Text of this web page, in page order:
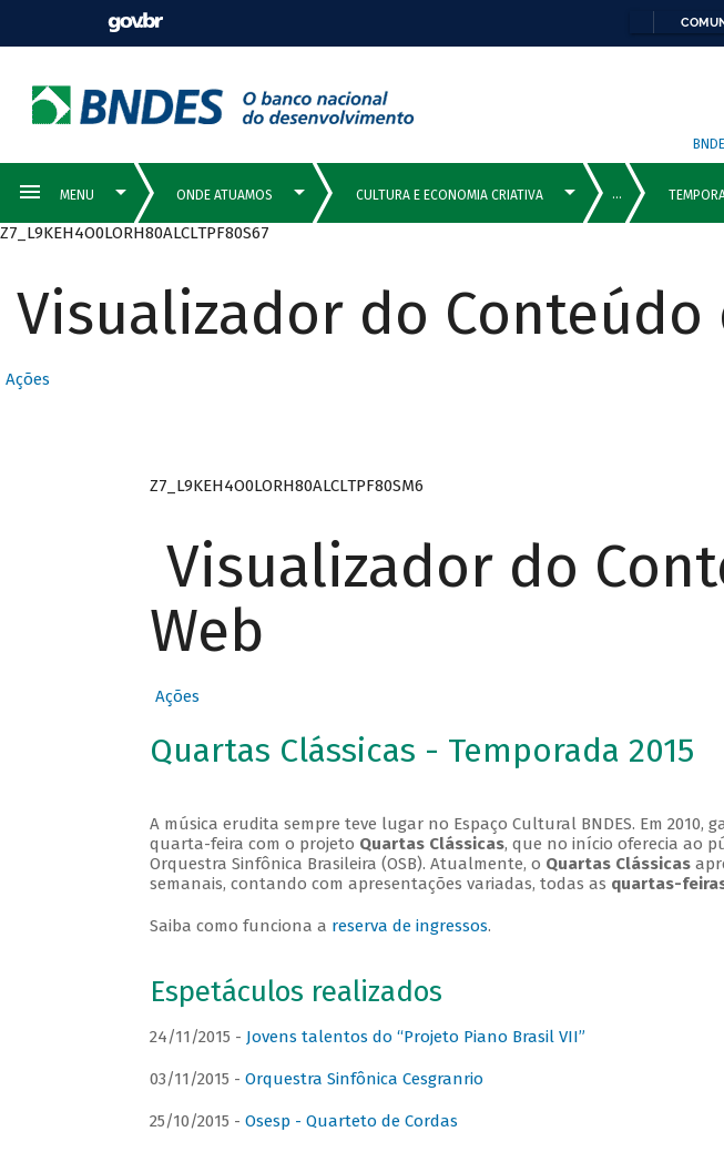
Z7_L9KEH4O0LORH80ALCLTPF80S67
Visualizador do Conteúdo
Ações
Z7_L9KEH4O0LORH80ALCLTPF80SM6
Visualizador do
Web
Ações
Quartas Clássicas - Temporada 2015
A música erudita sempre teve lugar no Espaço Cultural BNDES. Em 2010,
quarta-feira com o projeto Quartas Clássicas, que no início oferecia ao
Orquestra Sinfônica Brasileira (OSB). Atualmente, o Quartas Clássicas
semanais, contando com apresentações variadas, todas as quartas-
Saiba como funciona a reserva de ingressos.
Espetáculos realizados
24/11/2015 - Jovens talentos do “Projeto Piano Brasil VII”
03/11/2015 - Orquestra Sinfônica Cesgranrio
25/10/2015 - Osesp - Quarteto de Cordas